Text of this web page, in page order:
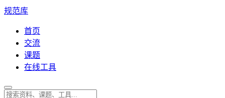
规范库
首页
交流
课题
在线工具